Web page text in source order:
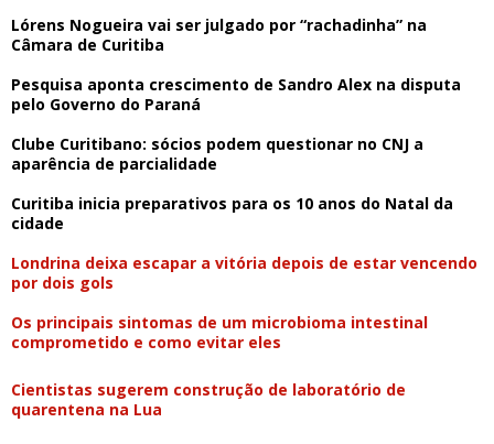
Lórens Nogueira vai ser julgado por “rachadinha” na
Câmara de Curitiba
Pesquisa aponta crescimento de Sandro Alex na disputa
pelo Governo do Paraná
Clube Curitibano: sócios podem questionar no CNJ a
aparência de parcialidade
Curitiba inicia preparativos para os 10 anos do Natal da
cidade
Londrina deixa escapar a vitória depois de estar vencendo
por dois gols
Os principais sintomas de um microbioma intestinal
comprometido e como evitar eles
Cientistas sugerem construção de laboratório de
quarentena na Lua